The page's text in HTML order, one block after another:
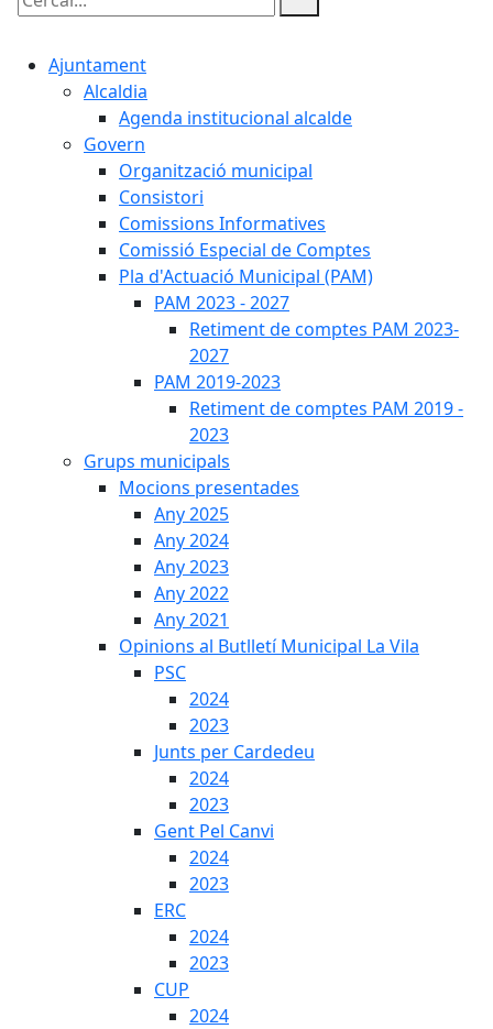
Cercar:
Ajuntament
Alcaldia
Agenda institucional alcalde
Govern
Organització municipal
Consistori
Comissions Informatives
Comissió Especial de Comptes
Pla d'Actuació Municipal (PAM)
PAM 2023 - 2027
Retiment de comptes PAM 2023-
2027
PAM 2019-2023
Retiment de comptes PAM 2019 -
2023
Grups municipals
Mocions presentades
Any 2025
Any 2024
Any 2023
Any 2022
Any 2021
Opinions al Butlletí Municipal La Vila
PSC
2024
2023
Junts per Cardedeu
2024
2023
Gent Pel Canvi
2024
2023
ERC
2024
2023
CUP
2024